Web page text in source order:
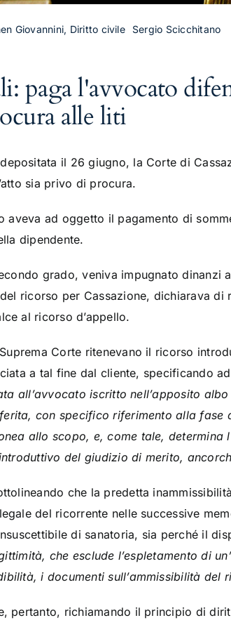
Giovannini, Diritto civile Sergio Scicchitano
paga l'avvocato
alle liti
il 26 giugno, la Corte di
sia privo di procura.
aveva ad oggetto il pagamento di
dipendente.
grado, veniva impugnato dinanzi
ricorso per Cassazione, dichiarava
al ricorso d’appello.
Corte ritenevano il ricorso
a tal fine dal cliente, specificando
all’avvocato iscritto nell’apposito
con specifico riferimento alla
allo scopo, e, come tale,
del giudizio di merito,
che la predetta
del ricorrente nelle successive
di sanatoria, sia perché il
che esclude l’espletamento di
i documenti sull’ammissibilità del
pertanto, richiamando il principio di